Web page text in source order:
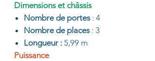
Dimensions et châssis
Nombre de portes : 4
Nombre de places: 3
Longueur : 5,99 m
Puissance